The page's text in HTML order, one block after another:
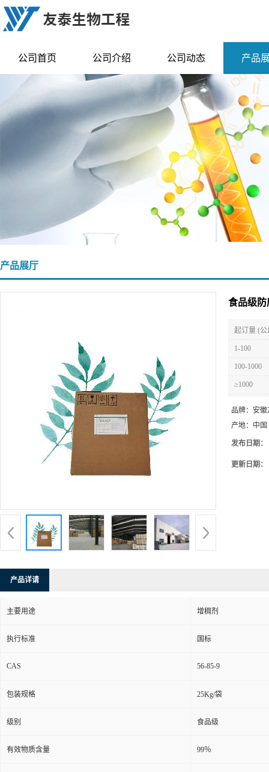
公司首页 公司介绍 公司动态 产品
产品展厅
食品级防
起订量 (公
1-100
100-1000
≥1000
品牌： 安徽
产地： 中国
发布日期：
更新日期：
产品详请
主要用途 增稠剂
执行标准 国标
CAS 56-85-9
包装规格 25Kg/袋
级别 食品级
有效物质含量 99％